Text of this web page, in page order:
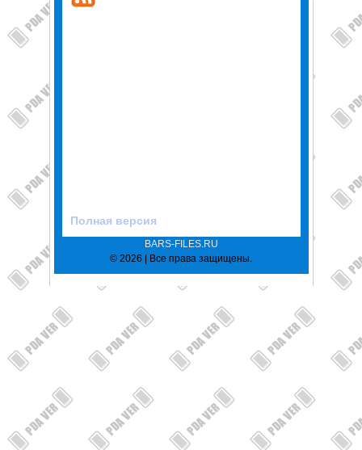
Полная версия
BARS-FILES.RU
© 2026 | Все права защищены.